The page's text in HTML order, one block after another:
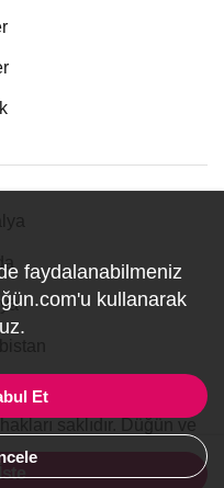
Sitesi.
faydalanabilmeniz
kullanarak
Et